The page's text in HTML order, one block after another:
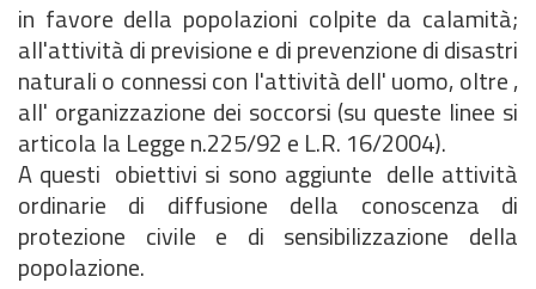
in favore della popolazioni colpite da calamità;
all'attività di previsione e di prevenzione di disastri
naturali o connessi con l'attività dell' uomo, oltre ,
all' organizzazione dei soccorsi (su queste linee si
articola la Legge n.225/92 e L.R. 16/2004).
A questi obiettivi si sono aggiunte delle attività
ordinarie di diffusione della conoscenza di
protezione civile e di sensibilizzazione della
popolazione.